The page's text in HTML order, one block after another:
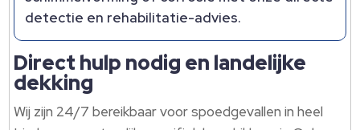
detectie en rehabilitatie-advies.
Direct hulp nodig en landelijke
dekking
Wij zijn 24/7 bereikbaar voor spoedgevallen in heel